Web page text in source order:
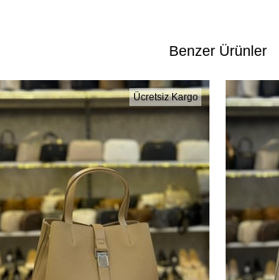
Benzer Ürünler
Ücretsiz Kargo